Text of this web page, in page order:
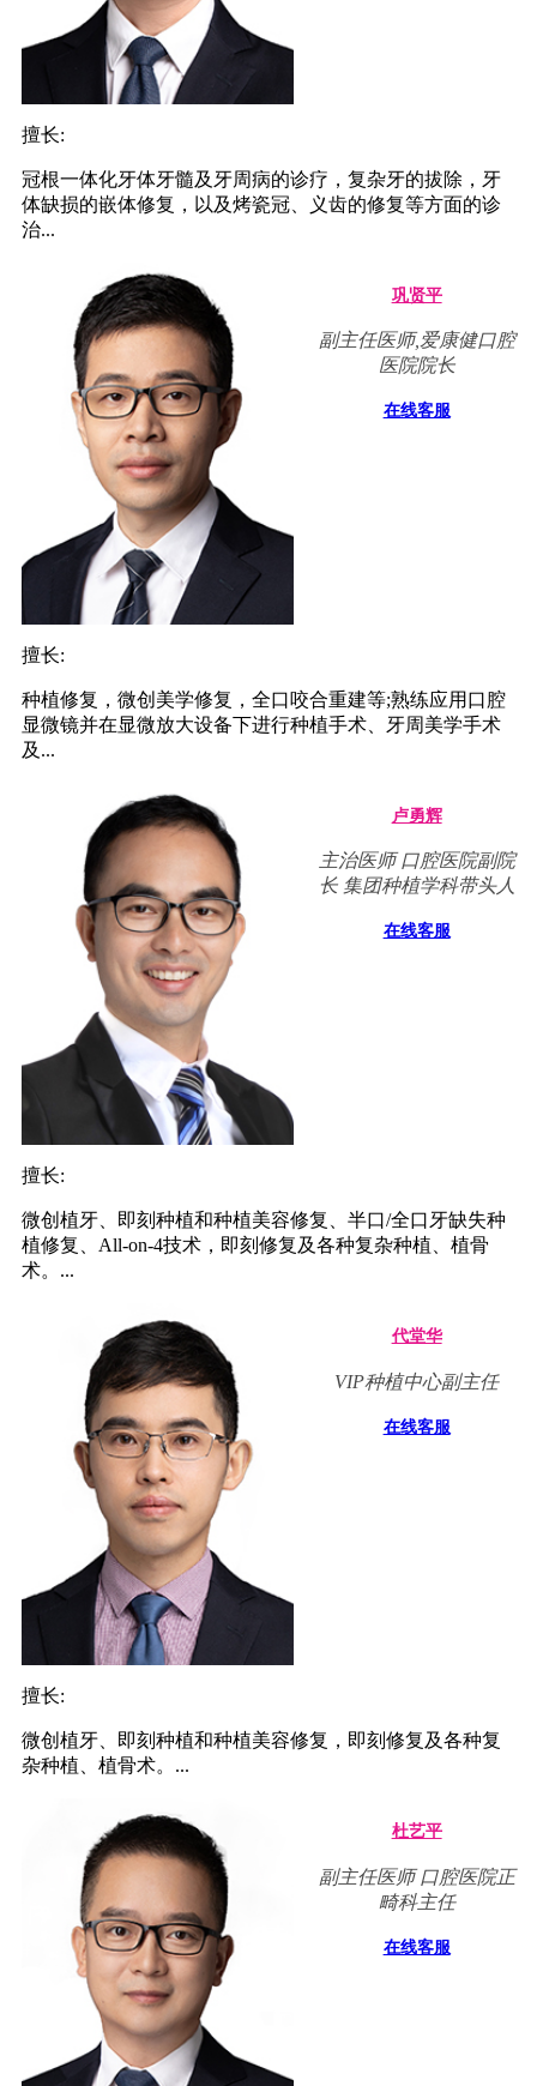
擅长:
冠根一体化牙体牙髓及牙周病的诊疗，复杂牙的拔除，牙
体缺损的嵌体修复，以及烤瓷冠、义齿的修复等方面的诊
治...
巩贤平
副主任医师,爱康健口腔
医院院长
在线客服
擅长:
种植修复，微创美学修复，全口咬合重建等;熟练应用口腔
显微镜并在显微放大设备下进行种植手术、牙周美学手术
及...
卢勇辉
主治医师 口腔医院副院
长 集团种植学科带头人
在线客服
擅长:
微创植牙、即刻种植和种植美容修复、半口/全口牙缺失种
植修复、All-on-4技术，即刻修复及各种复杂种植、植骨
术。...
代堂华
VIP种植中心副主任
在线客服
擅长:
微创植牙、即刻种植和种植美容修复，即刻修复及各种复
杂种植、植骨术。...
杜艺平
副主任医师 口腔医院正
畸科主任
在线客服